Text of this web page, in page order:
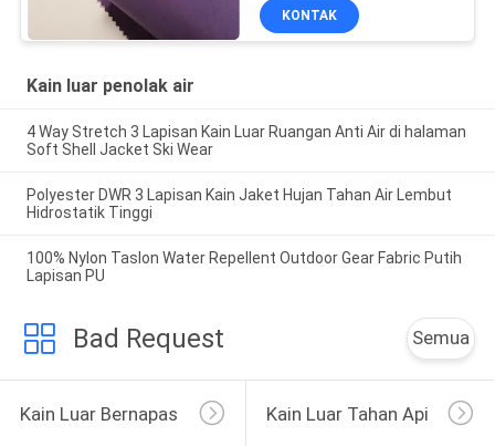
KONTAK
Kain luar penolak air
4 Way Stretch 3 Lapisan Kain Luar Ruangan Anti Air di halaman
Soft Shell Jacket Ski Wear
Polyester DWR 3 Lapisan Kain Jaket Hujan Tahan Air Lembut
Hidrostatik Tinggi
100% Nylon Taslon Water Repellent Outdoor Gear Fabric Putih
Lapisan PU
Bad Request Semua
Kain Luar Bernapas Kain Luar Tahan Api